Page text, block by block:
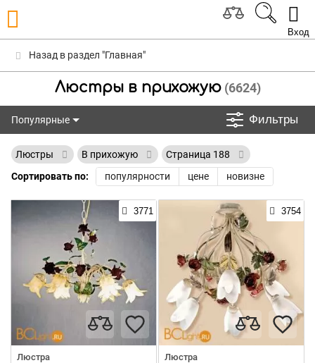
Вход
Назад в раздел "Главная"
Люстры в прихожую(6624)
Популярные
Популярные Фильтры
Люстры В прихожую
Страница 188
Сортировать по:
популярности цене новизне
3771
Люстра
3754
Люстра